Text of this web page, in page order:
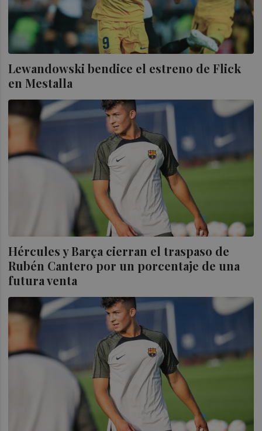
Lewandowski bendice el estreno de Flick
en Mestalla
Hércules y Barça cierran el traspaso de
Rubén Cantero por un porcentaje de una
futura venta